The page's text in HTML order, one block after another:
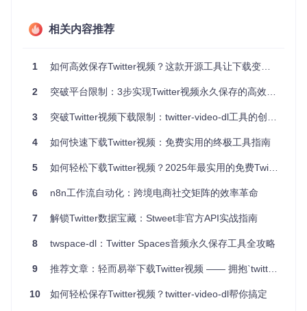
这个命令会将项目完整地下载到你的电脑中，为后续操作做好
准备。
📌第二步：进入项目目录
克隆完成后，通过以下命令进入项
目文件夹：
这一步是为了确保后续的安装和运行命令都在正确的环境中执
行。
📌第三步：安装依赖包项目运行需要一些必要的依赖支持，
等待安装完成，你的视频下载环境就搭建好了。
轻松上手：三步完成视频下载
相关内容推荐
1 如何高效保存Twitter视频？这款开源工具让下载变得简单
2 突破平台限制：3步实现Twitter视频永久保存的高效下载工具
3 突破Twitter视频下载限制：twitter-video-dl工具的创新解决方案
4 如何快速下载Twitter视频：免费实用的终极工具指南
5 如何轻松下载Twitter视频？2025年最实用的免费Twitter视频下载神器推荐
6 n8n工作流自动化：跨境电商社交矩阵的效率革命
7 解锁Twitter数据宝藏：Stweet非官方API实战指南
8 twspace-dl：Twitter Spaces音频永久保存工具全攻略
9 推荐文章：轻而易举下载Twitter视频 —— 拥抱`twitter-video-dl`
10 如何轻松保存Twitter视频？twitter-video-dl帮你搞定